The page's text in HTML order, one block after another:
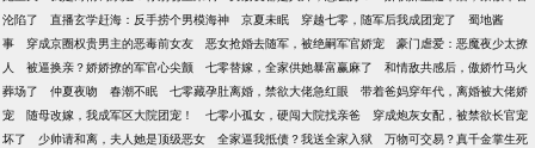
沦陷了
直播玄学赶海：反手捞个男模海神 京夏未眠 穿越七零，随军后我成团宠了
蜀地酱
事
穿成京圈权贵男主的恶毒前女友 恶女抢婚去随军，被绝嗣军官娇宠
豪门虐爱：恶魔夜少太撩
人
被逼换亲？娇娇撩的军官心尖颤 七零替嫁，全家供她暴富赢麻了
和情敌共感后，傲娇竹马火
葬场了
仲夏夜吻 春潮不眠 七零藏孕肚离婚，禁欲大佬急红眼
带着爸妈穿年代，离婚被大佬娇
宠
随母改嫁，我成军区大院团宠！ 七零小孤女，硬闯大院找亲爸
穿成炮灰女配，被禁欲长官宠
坏了
少帅请和离，夫人她是顶级恶女 全家逼我抵债？我送全家入狱
万物可交易？真千金掌生死